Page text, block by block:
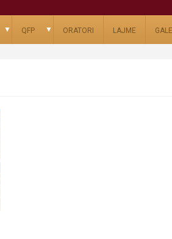
▼ QFP ▼ ORATORI LAJME